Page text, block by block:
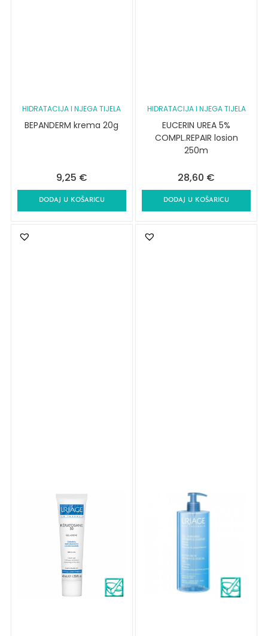
HIDRATACIJA I NJEGA TIJELA
BEPANDERM krema 20g
9,25 €
DODAJ U KOŠARICU
HIDRATACIJA I NJEGA TIJELA
EUCERIN UREA 5%
COMPL.REPAIR losion
250m
28,60 €
DODAJ U KOŠARICU